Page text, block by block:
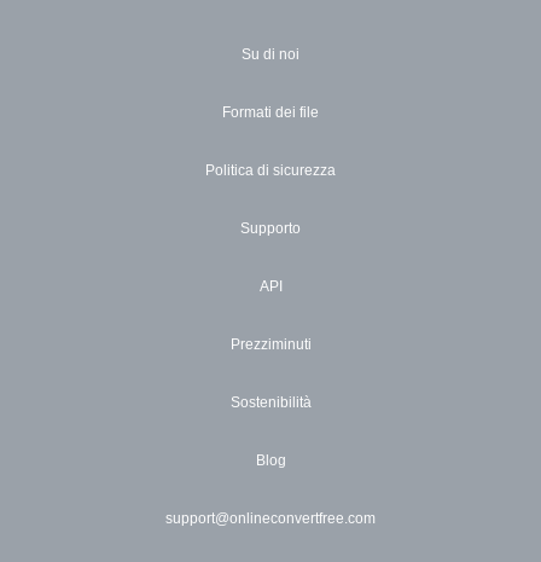
Su di noi
Formati dei file
Politica di sicurezza
Supporto
API
Prezziminuti
Sostenibilità
Blog
support@onlineconvertfree.com